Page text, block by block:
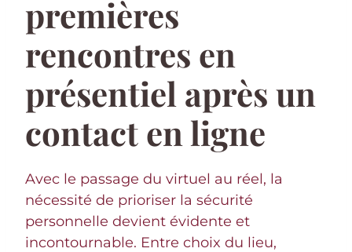
premières
rencontres en
présentiel après un
contact en ligne
Avec le passage du virtuel au réel, la
nécessité de prioriser la sécurité
personnelle devient évidente et
incontournable. Entre choix du lieu,